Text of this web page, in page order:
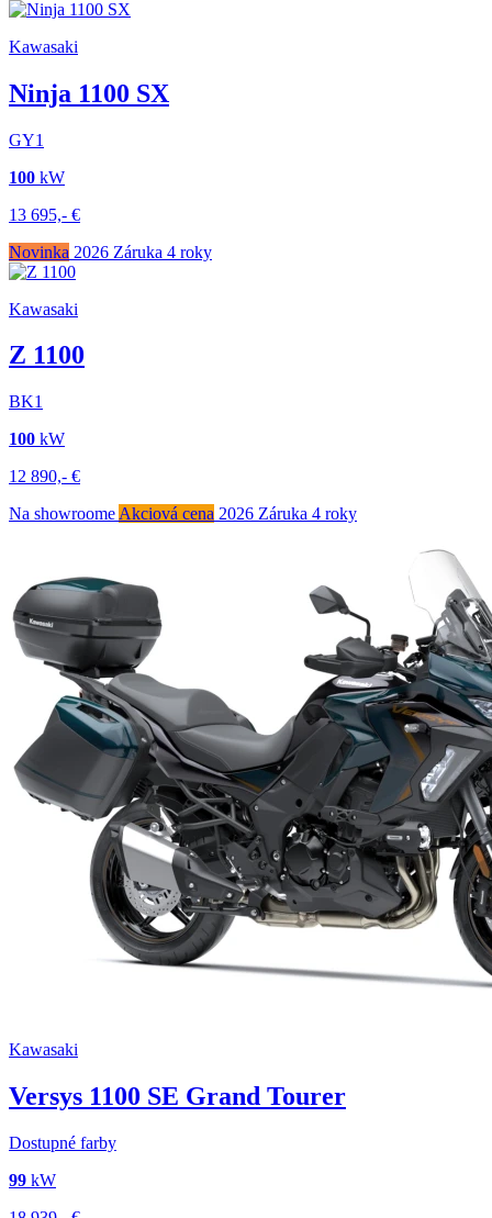
Kawasaki
Ninja 1100 SX
GY1
100 kW
13 695,- €
Novinka 2026 Záruka 4 roky
Kawasaki
Z 1100
BK1
100 kW
12 890,- €
Na showroome Akciová cena 2026 Záruka 4 roky
Kawasaki
Versys 1100 SE Grand Tourer
Dostupné farby
99 kW